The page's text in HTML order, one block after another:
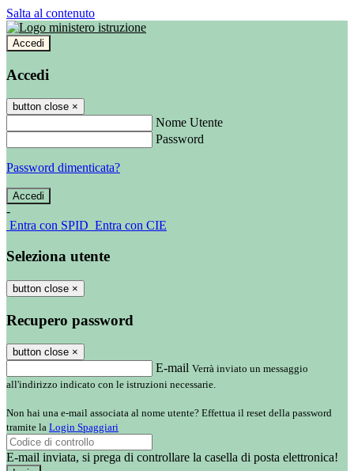
Salta al contenuto
Accedi
Accedi
button close ×
Nome Utente
Password
Password dimenticata?
-
Entra con SPID Entra con CIE
Seleziona utente
button close ×
Recupero password
button close ×
E-mail Verrà inviato un messaggio
all'indirizzo indicato con le istruzioni necessarie.
Non hai una e-mail associata al nome utente? Effettua il reset della password
tramite la Login Spaggiari
E-mail inviata, si prega di controllare la casella di posta elettronica!